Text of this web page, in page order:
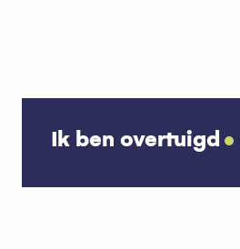
Ik ben overtuigd